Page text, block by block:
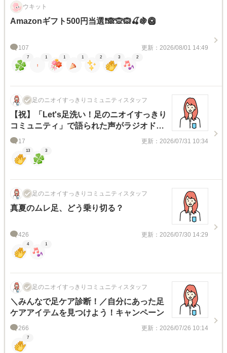
ウキット
Amazonギフト500円当選❗🙈🙊🙉🍒🍇🥝
107 更新：2026/08/01 14:49
7 1 1 1 2 3 2
足のニオイすっきりコミュニティスタッフ
【祝】「Let's足洗い！足のニオイすっきり
コミュニティ」で語られた声がラジオドラ
マになりました！
17 更新：2026/07/31 10:34
13 3
足のニオイすっきりコミュニティスタッフ
真夏のムレ足、どう乗り切る？
426 更新：2026/07/30 14:29
4 1
足のニオイすっきりコミュニティスタッフ
＼みんなで足ケア診断！／自分にあった足
ケアアイテムを見つけよう！キャンペーン
266 更新：2026/07/26 10:14
7